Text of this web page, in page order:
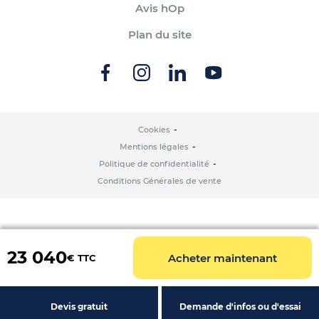
23 040€ TTC Acheter maintenant
Devis gratuit Demande d'infos ou d'essai
Avis hOp
Plan du site
Cookies
Mentions légales
Politique de confidentialité
Conditions Générales de vente